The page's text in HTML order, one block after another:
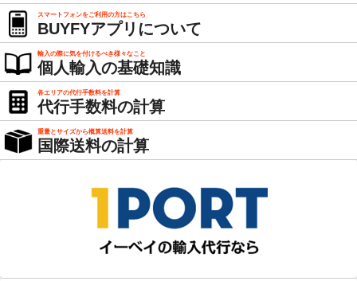
スマートフォンをご利用の方はこちら
BUYFYアプリについて
輸入の際に気を付けるべき様々なこと
個人輸入の基礎知識
各エリアの代行手数料を計算
代行手数料の計算
重量とサイズから概算送料を計算
国際送料の計算